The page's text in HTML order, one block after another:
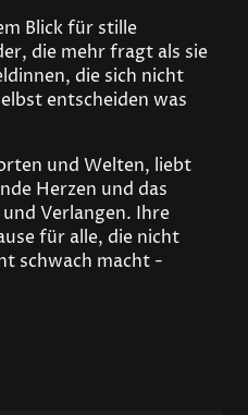
Blick für stille
die mehr fragt als sie
die sich nicht
entscheiden was
und Welten, liebt
Herzen und das
Verlangen. Ihre
für alle, die nicht
schwach macht -